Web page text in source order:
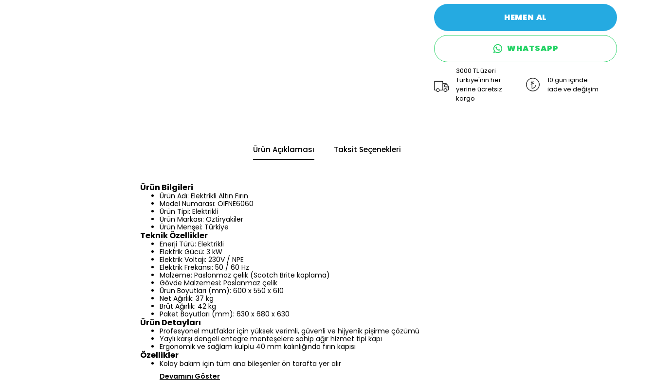
HEMEN AL
WHATSAPP
3000 TL üzeri
Türkiye'nin her
yerine ücretsiz
kargo
10 gün içinde
iade ve değişim
Ürün Açıklaması Taksit Seçenekleri
Ürün Bilgileri
Ürün Adı: Elektrikli Altın Fırın
Model Numarası: OIFNE6060
Ürün Tipi: Elektrikli
Ürün Markası: Öztiryakiler
Ürün Menşei: Türkiye
Teknik Özellikler
Enerji Türü: Elektrikli
Elektrik Gücü: 3 kW
Elektrik Voltajı: 230V / NPE
Elektrik Frekansı: 50 / 60 Hz
Malzeme: Paslanmaz çelik (Scotch Brite kaplama)
Gövde Malzemesi: Paslanmaz çelik
Ürün Boyutları (mm): 600 x 550 x 610
Net Ağırlık: 37 kg
Brüt Ağırlık: 42 kg
Paket Boyutları (mm): 630 x 680 x 630
Ürün Detayları
Profesyonel mutfaklar için yüksek verimli, güvenli ve hijyenik pişirme çözümü
Yaylı karşı dengeli entegre menteşelere sahip ağır hizmet tipi kapı
Ergonomik ve sağlam kulplu 40 mm kalınlığında fırın kapısı
Özellikler
Kolay bakım için tüm ana bileşenler ön tarafta yer alır
Devamını Göster